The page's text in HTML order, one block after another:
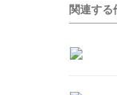
関連する